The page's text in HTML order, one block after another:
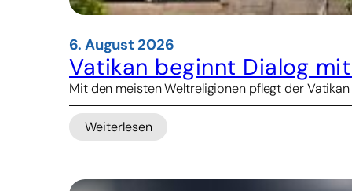
6. August 2026
Vatikan beginnt Dialog
Mit den meisten Weltreligionen pflegt der
Weiterlesen
: